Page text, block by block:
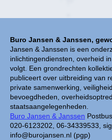
Buro Jansen & Janssen,
Jansen & Janssen is een
inlichtingendiensten, overheid
volgt. Een grondrechten
publiceert over uitbreiding van
private samenwerking,
bevoegdheden,
staatsaangelegenheden.
Buro Jansen & Janssen
020-6123202, 06-34339533,
info@burojansen.nl (pgp)